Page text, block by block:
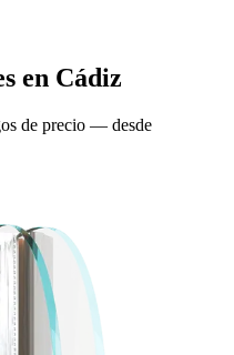
en Cádiz
de precio — desde